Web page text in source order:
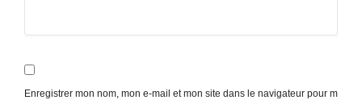
Enregistrer mon nom, mon e-mail et mon site dans le navigateur pour m